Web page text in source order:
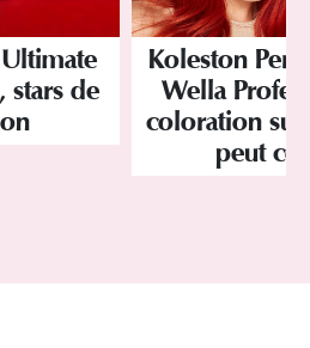
stars de
Koleston
Wella
coloration
peut